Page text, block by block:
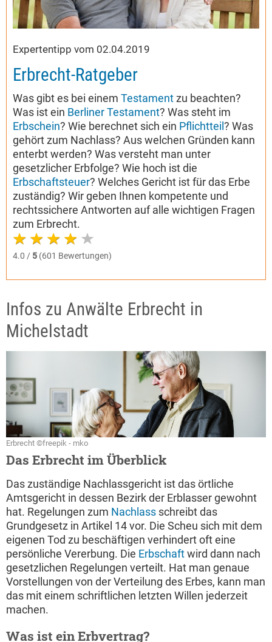
Expertentipp vom 02.04.2019
Erbrecht-Ratgeber
Was gibt es bei einem Testamentzu beachten?
Was ist ein Berliner Testament? Was steht im
Erbschein? Wie berechnet sich ein Pflichtteil ? Was
gehört zum Nachlass? Aus welchen Gründen kann
enterbt werden? Was versteht man unter
gesetzlicher Erbfolge? Wie hoch ist die
Erbschaftsteuer? Welches Gericht ist für das Erbe
zuständig? Wir geben Ihnen kompetente und
rechtssichere Antworten auf alle wichtigen Fragen
zum Erbrecht.
4.0 / 5 (601 Bewertungen)
Infos zu Anwälte Erbrecht in
Michelstadt
Erbrecht ©freepik - mko
Das Erbrecht im Überblick
Das zuständige Nachlassgericht ist das örtliche
Amtsgericht in dessen Bezirk der Erblasser gewohnt
hat. Regelungen zum Nachlass schreibt das
Grundgesetz in Artikel 14 vor. Die Scheu sich mit dem
eigenen Tod zu beschäftigen verhindert oft eine
persönliche Vererbung. Die Erbschaftwird dann nach
gesetzlichen Regelungen verteilt. Hat man genaue
Vorstellungen von der Verteilung des Erbes, kann man
das mit einem schriftlichen letzten Willen jederzeit
machen.
Was ist ein Erbvertrag?